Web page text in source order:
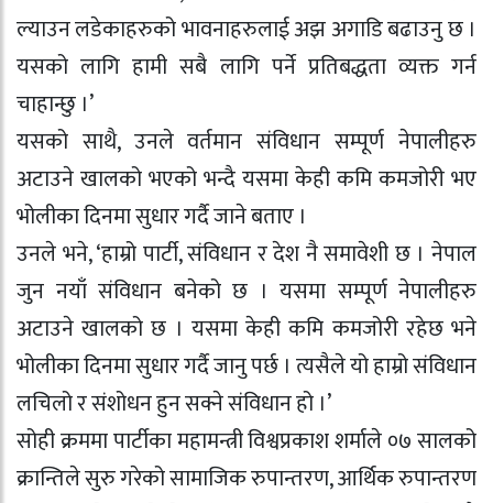
ल्याउन लडेकाहरुको भावनाहरुलाई अझ अगाडि बढाउनु छ ।
यसको लागि हामी सबै लागि पर्ने प्रतिबद्धता व्यक्त गर्न
चाहान्छु ।’
यसको साथै, उनले वर्तमान संविधान सम्पूर्ण नेपालीहरु
अटाउने खालको भएको भन्दै यसमा केही कमि कमजोरी भए
भोलीका दिनमा सुधार गर्दै जाने बताए ।
उनले भने, ‘हाम्रो पार्टी, संविधान र देश नै समावेशी छ । नेपाल
जुन नयाँ संविधान बनेको छ । यसमा सम्पूर्ण नेपालीहरु
अटाउने खालको छ । यसमा केही कमि कमजोरी रहेछ भने
भोलीका दिनमा सुधार गर्दै जानु पर्छ । त्यसैले यो हाम्रो संविधान
लचिलो र संशोधन हुन सक्ने संविधान हो ।’
सोही क्रममा पार्टीका महामन्त्री विश्वप्रकाश शर्माले ०७ सालको
क्रान्तिले सुरु गरेको सामाजिक रुपान्तरण, आर्थिक रुपान्तरण